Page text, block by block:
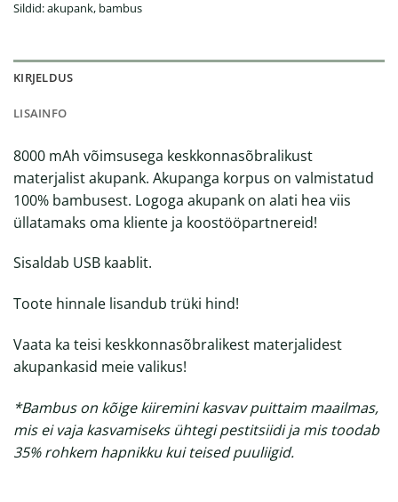
Sildid:akupank, bambus
KIRJELDUS
LISAINFO
8000 mAh võimsusega keskkonnasõbralikust
materjalist akupank. Akupanga korpus on valmistatud
100% bambusest. Logoga akupank on alati hea viis
üllatamaks oma kliente ja koostööpartnereid!
Sisaldab USB kaablit.
Toote hinnale lisandub trüki hind!
Vaata ka teisi keskkonnasõbralikest materjalidest
akupankasid meie valikus!
*Bambus on kõige kiiremini kasvav puittaim maailmas,
mis ei vaja kasvamiseks ühtegi pestitsiidi ja mis toodab
35% rohkem hapnikku kui teised puuliigid.